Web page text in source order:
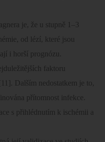
je, že u stupně 1–3
od lézí, které jsou
i horší prognózu.
faktoru
Dalším nedostatkem je to,
přítomnost infekce.
s přihlédnutím k ischémii a